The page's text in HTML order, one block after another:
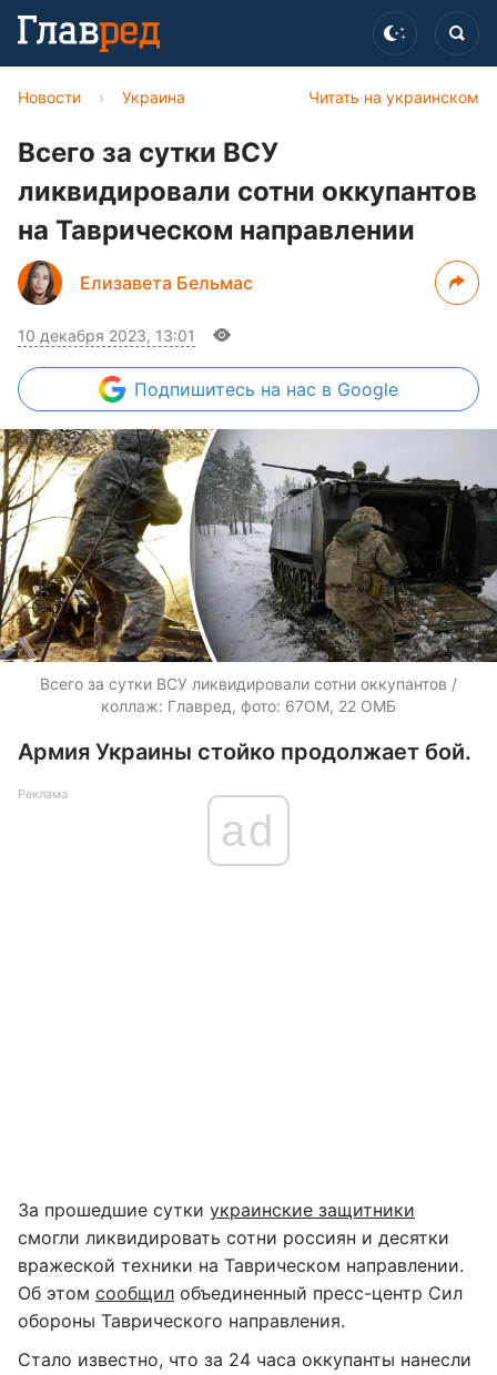
Читать на украинском
Новости › Украина
Всего за сутки ВСУ
ликвидировали сотни оккупантов
на Таврическом направлении
Елизавета Бельмас
10 декабря 2023, 13:01
Подпишитесь на нас в Google
Всего за сутки ВСУ ликвидировали сотни оккупантов /
коллаж: Главред, фото: 67ОМ, 22 ОМБ
Армия Украины стойко продолжает бой.
Реклама
ad
За прошедшие сутки украинские защитники
смогли ликвидировать сотни россиян и десятки
вражеской техники на Таврическом направлении.
Об этом сообщил объединенный пресс-центр Сил
обороны Таврического направления.
Стало известно, что за 24 часа оккупанты нанесли